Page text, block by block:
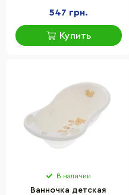
547 грн.
Купить
В наличии
Ванночка детская